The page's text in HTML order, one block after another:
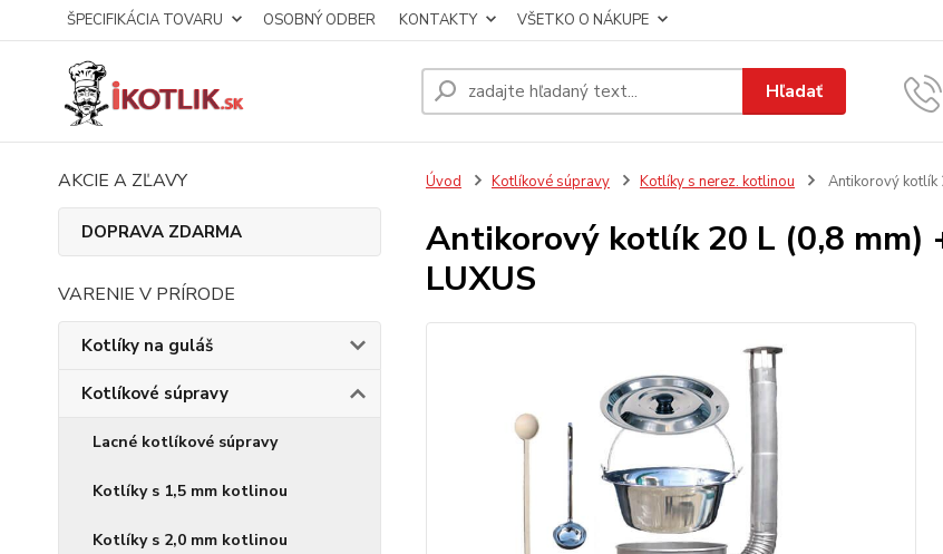
ŠPECIFIKÁCIA TOVARU OSOBNÝ ODBER KONTAKTY VŠETKO O NÁKUPE
Hľadať
AKCIE A ZĽAVY
DOPRAVA ZDARMA
VARENIE V PRÍRODE
Kotlíky na guláš
Kotlíkové súpravy
Lacné kotlíkové súpravy
Kotlíky s 1,5 mm kotlinou
Kotlíky s 2,0 mm kotlinou
Úvod Kotlíkové súpravy Kotlíky s nerez. kotlinou Antikorový kotlík
Antikorový kotlík 20 L (0,8 mm)
LUXUS